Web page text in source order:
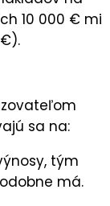
10 000 € mi
sa na:
tým
má.